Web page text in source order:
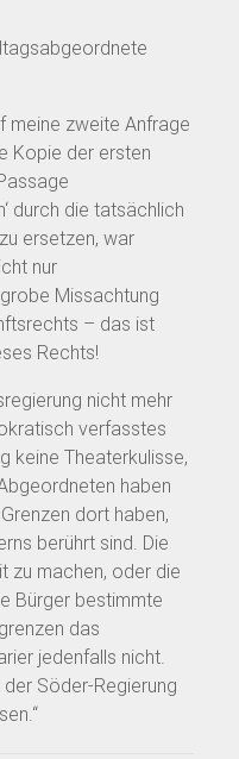
meine zweite Anfrage
Kopie der ersten
durch die tatsächlich
ersetzen, war
nur
Missachtung
– das ist
Rechts!
nicht mehr
verfasstes
keine Theaterkulisse,
haben
dort haben,
berührt sind. Die
zu machen, oder die
Bürger bestimmte
das
jedenfalls nicht.
Söder-Regierung